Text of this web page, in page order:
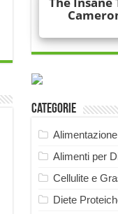
Categorie
Alimenti per
Cellulite e
Diete